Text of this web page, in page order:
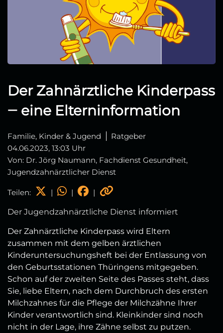
Der Zahnärztliche Kinderpass
‒ eine Elterninformation
Familie, Kinder & Jugend
Ratgeber
04.06.2023, 13:03 Uhr
Von: Dr. Jörg Naumann, Fachdienst Gesundheit,
Jugendzahnärztlicher Dienst
Teilen: | | |
Der Jugendzahnärztliche Dienst informiert
Der Zahnärztliche Kinderpass wird Eltern
zusammen mit dem gelben ärztlichen
Kinderuntersuchungsheft bei der Entlassung von
den Geburtsstationen Thüringens mitgegeben.
Schon auf der zweiten Seite des Passes steht, dass
Sie, liebe Eltern, nach dem Durchbruch des ersten
Milchzahnes für die Pflege der Milchzähne Ihrer
Kinder verantwortlich sind. Kleinkinder sind noch
nicht in der Lage, ihre Zähne selbst zu putzen.